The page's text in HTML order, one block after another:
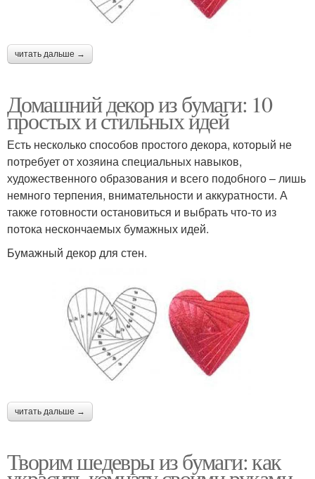
читать дальше →
Домашний декор из бумаги: 10
простых и стильных идей
Есть несколько способов простого декора, который не
потребует от хозяина специальных навыков,
художественного образования и всего подобного – лишь
немного терпения, внимательности и аккуратности. А
также готовности остановиться и выбрать что-то из
потока нескончаемых бумажных идей.
Бумажный декор для стен.
читать дальше →
Творим шедевры из бумаги: как